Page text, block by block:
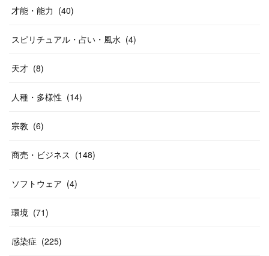
才能・能力 (40)
スピリチュアル・占い・風水 (4)
天才 (8)
人種・多様性 (14)
宗教 (6)
商売・ビジネス (148)
ソフトウェア (4)
環境 (71)
感染症 (225)